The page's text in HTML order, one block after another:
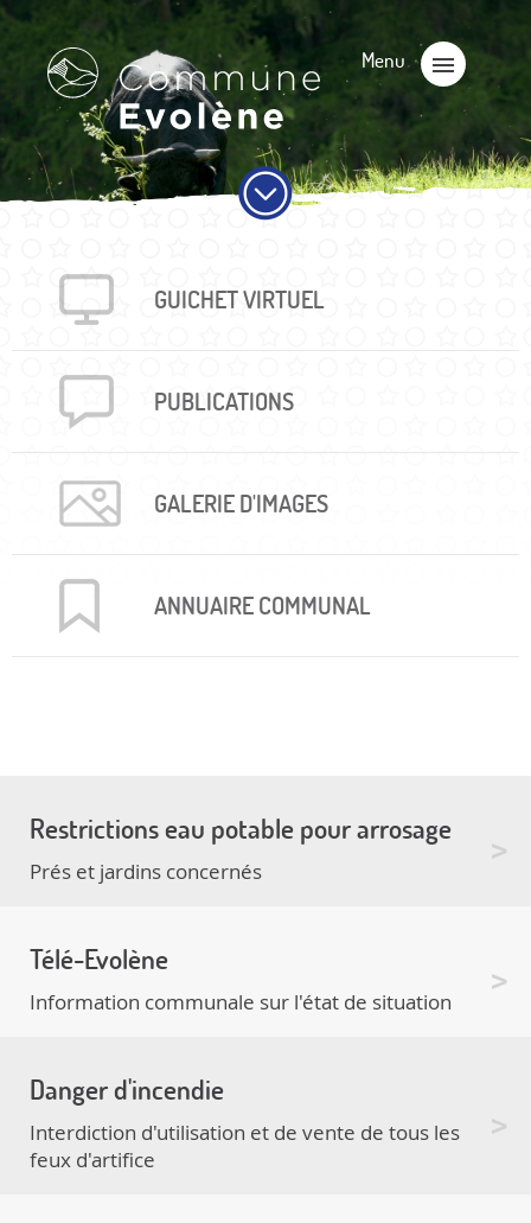
GUICHET VIRTUEL
PUBLICA­TIONS
GALERIE D'IMAGES
ANNUAIRE COMMUNAL
Restrictions eau potable pour arrosage
Prés et jardins concernés
Télé-Evolène
Information communale sur l'état de situation
Danger d'incendie
Interdiction d'utilisation et de vente de tous les
feux d'artifice